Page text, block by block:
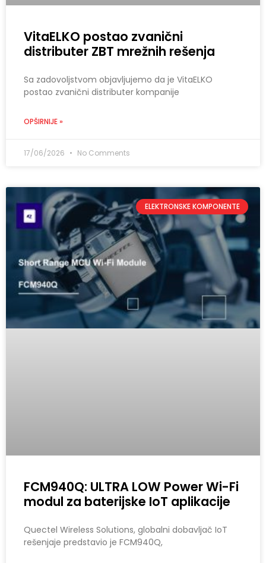
VitaELKO postao zvanični
distributer ZBT mrežnih rešenja
Sa zadovoljstvom objavljujemo da je VitaELKO
postao zvanični distributer kompanije
OPŠIRNIJE »
17/06/2026 No Comments
ELEKTRONSKE KOMPONENTE
FCM940Q: ULTRA LOW Power Wi-Fi
modul za baterijske IoT aplikacije
Quectel Wireless Solutions, globalni dobavljač IoT
rešenjaje predstavio je FCM940Q,